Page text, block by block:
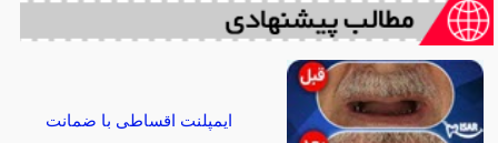
ایمپلنت اقساطی با ضمانت